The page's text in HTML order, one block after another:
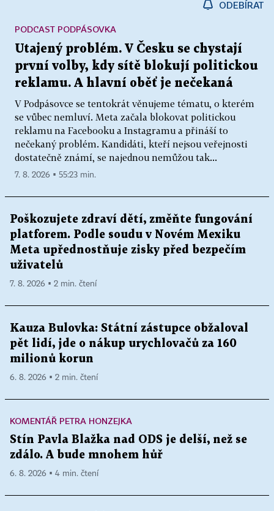
ODEBÍRAT
Utajený problém. V Česku se chystají
první volby, kdy sítě blokují politickou
reklamu. A hlavní oběť je nečekaná
V Podpásovce se tentokrát věnujeme tématu, o kterém
se vůbec nemluví. Meta začala blokovat politickou
reklamu na Facebooku a Instagramu a přináší to
nečekaný problém. Kandidáti, kteří nejsou veřejnosti
dostatečně známí, se najednou nemůžou tak...
PODCAST PODPÁSOVKA
7. 8. 2026 ▪ 55:23 min.
Poškozujete zdraví dětí, změňte fungování
platforem. Podle soudu v Novém Mexiku
Meta upřednostňuje zisky před bezpečím
uživatelů
7. 8. 2026 ▪ 2 min. čtení
Kauza Bulovka: Státní zástupce obžaloval
pět lidí, jde o nákup urychlovačů za 160
milionů korun
6. 8. 2026 ▪ 2 min. čtení
KOMENTÁŘ PETRA HONZEJKA
Stín Pavla Blažka nad ODS je delší, než se
zdálo. A bude mnohem hůř
6. 8. 2026 ▪ 4 min. čtení